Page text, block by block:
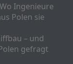
Ingenieure
Polen sie
– und
gefragt